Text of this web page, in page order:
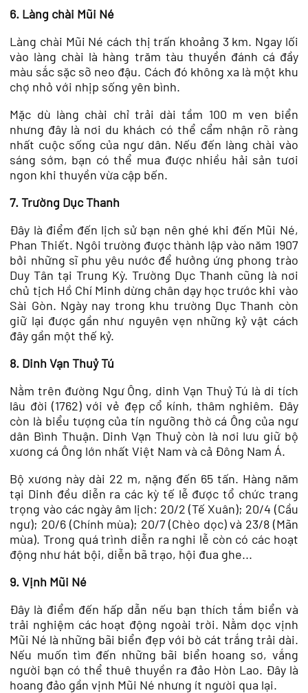
6. Làng chài Mũi Né
Làng chài Mũi Né cách thị trấn khoảng 3 km. Ngay lối
vào làng chài là hàng trăm tàu thuyền đánh cá đầy
màu sắc sặc sỡ neo đậu. Cách đó không xa là một khu
chợ nhỏ với nhịp sống yên bình.
Mặc dù làng chài chỉ trải dài tầm 100 m ven biển
nhưng đây là nơi du khách có thể cẩm nhận rõ ràng
nhất cuộc sống của ngư dân. Nếu đến làng chài vào
sáng sớm, bạn có thể mua được nhiều hải sản tươi
ngon khi thuyền vừa cập bến.
7. Trường Dục Thanh
Đây là điểm đến lịch sử bạn nên ghé khi đến Mũi Né,
Phan Thiết. Ngôi trường được thành lập vào năm 1907
bởi những sĩ phu yêu nước để hưởng ứng phong trào
Duy Tân tại Trung Kỳ. Trường Dục Thanh cũng là nơi
chủ tịch Hồ Chí Minh dừng chân dạy học trước khi vào
Sài Gòn. Ngày nay trong khu trường Dục Thanh còn
giữ lại được gần như nguyên vẹn những kỷ vật cách
đây gần một thế kỷ.
8. Dinh Vạn Thuỷ Tú
Nằm trên đường Ngư Ông, dinh Vạn Thuỷ Tú là di tích
lâu đời (1762) với vẻ đẹp cổ kính, thâm nghiêm. Đây
còn là biểu tượng của tín ngưỡng thờ cá Ông của ngư
dân Bình Thuận. Dinh Vạn Thuỷ còn là nơi lưu giữ bộ
xương cá Ông lớn nhất Việt Nam và cả Đông Nam Á.
Bộ xương này dài 22 m, nặng đến 65 tấn. Hàng năm
tại Dinh đều diễn ra các kỳ tế lễ được tổ chức trang
trọng vào các ngày âm lịch: 20/2 (Tế Xuân); 20/4 (Cầu
ngư); 20/6 (Chính mùa); 20/7 (Chèo dọc) và 23/8 (Mãn
mùa). Trong quá trình diễn ra nghi lễ còn có các hoạt
động như hát bội, diễn bã trạo, hội đua ghe...
9. Vịnh Mũi Né
Đây là điểm đến hấp dẫn nếu bạn thích tắm biển và
trải nghiệm các hoạt động ngoài trời. Nằm dọc vịnh
Mũi Né là những bãi biển đẹp với bờ cát trắng trải dài.
Nếu muốn tìm đến những bãi biển hoang sơ, vắng
người bạn có thể thuê thuyền ra đảo Hòn Lao. Đây là
hoang đảo gần vịnh Mũi Né nhưng ít người qua lại.